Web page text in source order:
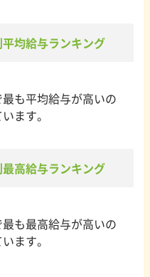
平均給与ランキング
最も平均給与が高いの
ます。
最高給与ランキング
最も最高給与が高いの
ます。